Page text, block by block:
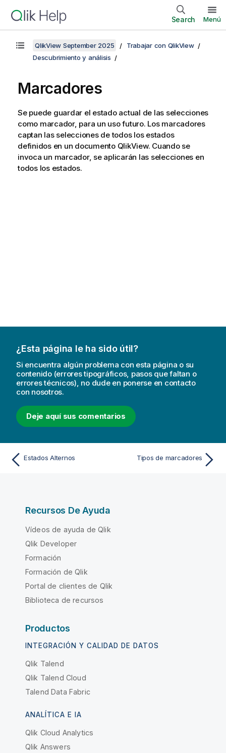
Search Menú
QlikView September 2025
Trabajar con QlikView
Descubrimiento y análisis
Marcadores
Se puede guardar el estado actual de las selecciones
como marcador, para un uso futuro. Los marcadores
captan las selecciones de todos los estados
definidos en un documento QlikView. Cuando se
invoca un marcador, se aplicarán las selecciones en
todos los estados.
¿Esta página le ha sido útil?
Si encuentra algún problema con esta página o su
contenido (errores tipográficos, pasos que faltan o
errores técnicos), no dude en ponerse en contacto
con nosotros.
Deje aquí sus comentarios
Estados Alternos Tipos de marcadores
Recursos De Ayuda
Vídeos de ayuda de Qlik
Qlik Developer
Formación
Formación de Qlik
Portal de clientes de Qlik
Biblioteca de recursos
Productos
INTEGRACIÓN Y CALIDAD DE DATOS
Qlik Talend
Qlik Talend Cloud
Talend Data Fabric
ANALÍTICA E IA
Qlik Cloud Analytics
Qlik Answers